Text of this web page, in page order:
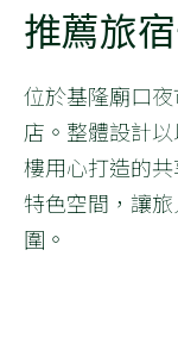
推薦旅
位於基隆廟口
店。整體設計
樓用心打造的
特色空間，讓
圍。